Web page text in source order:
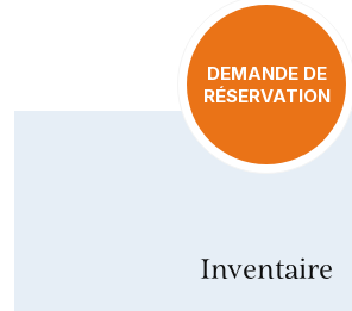
DEMANDE DE
RÉSERVATION
Inventaire